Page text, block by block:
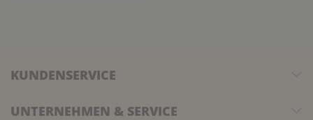
KUNDENSERVICE
UNTERNEHMEN & SERVICE